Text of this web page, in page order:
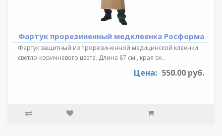
Фартук прорезиненный медклеенка Росформа
Фартук защитный из прорезиненной медицинской клеенки
светло-коричневого цвета. Длина 87 см., края ок..
Цена: 550.00 руб.